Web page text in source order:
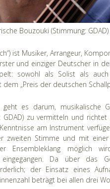
Bouzouki (Stimmung: GDAD)
ist Musiker, Arrangeur,
und einziger Deutscher in
sowohl als Solist als
„Preis der deutschen
es darum, musikalische
GDAD) zu vermitteln und
am Instrument
zweiten Stimme und mit einer
Ensembleklang möglich
eingegangen. Da über das
der Einsatz eines
beträgt bei allen drei